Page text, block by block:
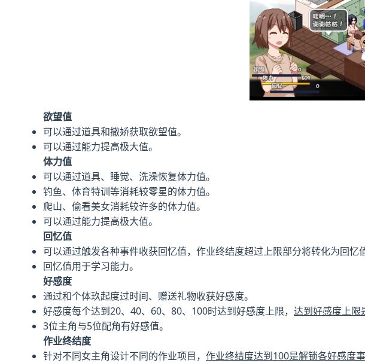
欲望值
可以通过道具和撒娇获取欲望值。
可以通过能力提高极大值。
体力值
可以通过道具、睡觉、洗澡恢复体力值。
钓鱼、体育特训等消耗较零星的体力值。
爬山、偷看美女消耗较许多的体力值。
可以通过能力提高极大值。
回忆值
可以通过触发各种事件收获回忆值，作业终结度超过上限部分将转化为回忆
回忆值用于学习能力。
好感度
通过和个体玖起度过时间、赠送礼物收获好感度。
好感度每个达到20、40、60、80、100时达到好感度上限， 达到好感度上限
3位主角与5位配角有好感值。
作业终结度
针对不同女主角设计不同的作业项目， 作业终结度达到100是解锁各好感度事